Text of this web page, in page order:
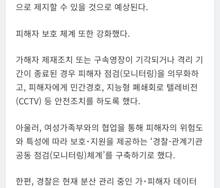
으로 제지할 수 있을 것으로 예상된다.
피해자 보호 체계 또한 강화했다.
가해자 제재조치 또는 구속영장이 기각되거나 격리 기
간이 종료된 경우 피해자 점검(모니터링)을 의무화하
고, 피해자에게 민간경호, 지능형 폐쇄회로 텔레비전
(CCTV) 등 안전조치를 하도록 했다.
아울러, 여성가족부와의 협업을 통해 피해자의 위험도
와 특성에 따라 보호･지원을 제공하는 ‘경찰-관계기관
공동 점검(모니터링)체계’를 구축하기로 했다.
한편, 경찰은 현재 분산 관리 중인 가･피해자 데이터